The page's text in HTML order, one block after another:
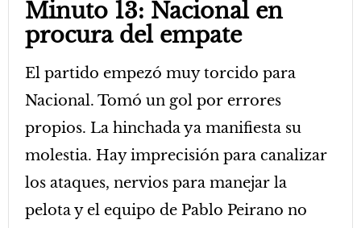
Minuto 13: Nacional en
procura del empate
El partido empezó muy torcido para
Nacional. Tomó un gol por errores
propios. La hinchada ya manifiesta su
molestia. Hay imprecisión para canalizar
los ataques, nervios para manejar la
pelota y el equipo de Pablo Peirano no